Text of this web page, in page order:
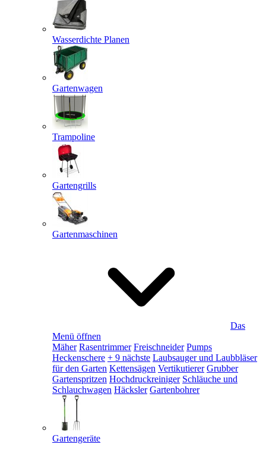
Wasserdichte Planen
Gartenwagen
Trampoline
Gartengrills
Gartenmaschinen
Das
Menü öffnen
Mäher Rasentrimmer Freischneider Pumps
Heckenschere + 9 nächste Laubsauger und Laubbläser
für den Garten Kettensägen Vertikutierer Grubber
Gartenspritzen Hochdruckreiniger Schläuche und
Schlauchwagen Häcksler Gartenbohrer
Gartengeräte